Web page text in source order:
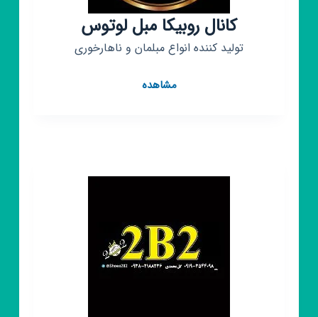
کانال روبیکا مبل لوتوس
تولید کننده انواع مبلمان و ناهارخوری
مشاهدهکانال